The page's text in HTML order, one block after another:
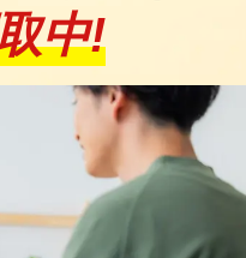
ットワークアナライ
の需要が高く、買取
る傾向があります。
これらの製品をお持
が丁寧に評価し、適
中!